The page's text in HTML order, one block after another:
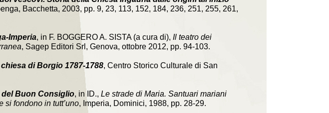
Bacchetta, 2003, pp. 9, 23, 113, 152, 184, 236, 251, 255, 261,
Imperia, in F. BOGGERO A. SISTA (a cura di), Il teatro dei
, Sagep Editori Srl, Genova, ottobre 2012, pp. 94-103.
di Borgio 1787-1788, Centro Storico Culturale di San
del Buon Consiglio, in ID., Le strade di Maria. Santuari mariani
si fondono in tutt’uno, Imperia, Dominici, 1988, pp. 28-29.